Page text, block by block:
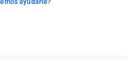
ayudarle?